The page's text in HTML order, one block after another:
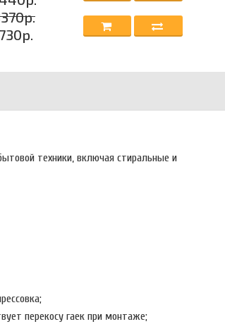
техники, включая стиральные и
перекосу гаек при монтаже;